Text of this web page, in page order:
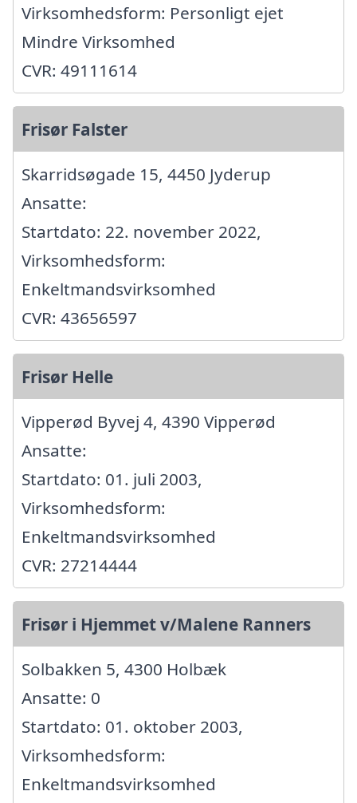
Virksomhedsform: Personligt ejet
Mindre Virksomhed
CVR: 49111614
Frisør Falster
Skarridsøgade 15, 4450 Jyderup
Ansatte:
Startdato: 22. november 2022,
Virksomhedsform:
Enkeltmandsvirksomhed
CVR: 43656597
Frisør Helle
Vipperød Byvej 4, 4390 Vipperød
Ansatte:
Startdato: 01. juli 2003,
Virksomhedsform:
Enkeltmandsvirksomhed
CVR: 27214444
Frisør i Hjemmet v/Malene Ranners
Solbakken 5, 4300 Holbæk
Ansatte: 0
Startdato: 01. oktober 2003,
Virksomhedsform:
Enkeltmandsvirksomhed